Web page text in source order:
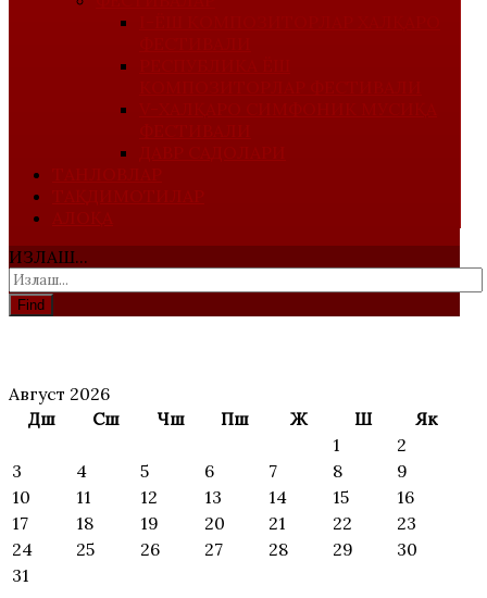
ИЗЛАШ...
Find
Август 2026
Дш
Сш Чш Пш Ж Ш
Як
1
2
3
4 5 6 7 8
9
10
11 12 13 14 15
16
17
18 19 20 21 22
23
24
25 26 27 28 29
30
31